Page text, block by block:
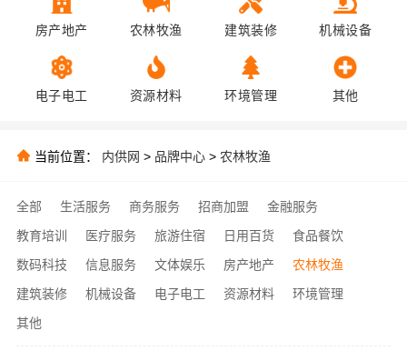
房产地产 农林牧渔 建筑装修 机械设备
电子电工 资源材料 环境管理 其他
当前位置： 内供网 > 品牌中心 > 农林牧渔
全部 生活服务 商务服务 招商加盟
金融服务
教育培训
医疗服务 旅游住宿 日用百货
食品餐饮
数码科技
信息服务 文体娱乐 房产地产
农林牧渔
建筑装修
机械设备 电子电工 资源材料
环境管理
其他